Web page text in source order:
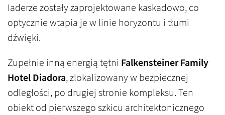
Iaderze zostały zaprojektowane kaskadowo, co
optycznie wtapia je w linie horyzontu i tłumi
dźwięki.
Zupełnie inną energią tętni Falkensteiner Family
Hotel Diadora, zlokalizowany w bezpiecznej
odległości, po drugiej stronie kompleksu. Ten
obiekt od pierwszego szkicu architektonicznego